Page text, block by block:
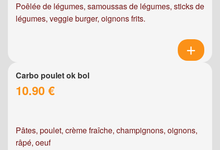
Poêlée de légumes, samoussas de légumes, sticks de
légumes, veggie burger, oignons frits.
Carbo poulet ok bol
10.90 €
Pâtes, poulet, crème fraîche, champignons, oignons,
râpé, oeuf